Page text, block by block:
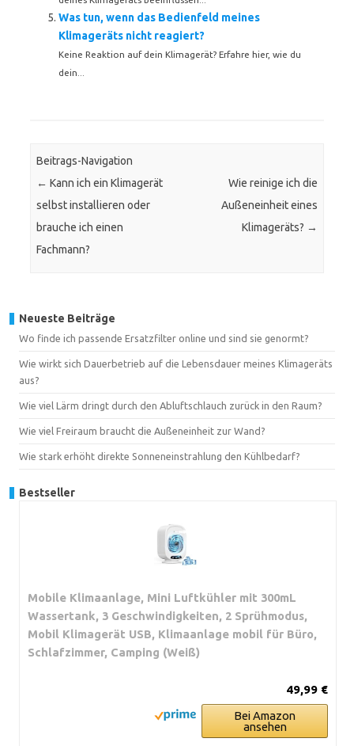
Was tun, wenn das Bedienfeld meines
Klimageräts nicht reagiert?
Keine Reaktion auf dein Klimagerät? Erfahre hier, wie du
dein...
Beitrags-Navigation
← Kann ich ein Klimagerät
selbst installieren oder
brauche ich einen
Fachmann?
Wie reinige ich die
Außeneinheit eines
Klimageräts? →
Neueste Beiträge
Wo finde ich passende Ersatzfilter online und sind sie genormt?
Wie wirkt sich Dauerbetrieb auf die Lebensdauer meines Klimageräts
aus?
Wie viel Lärm dringt durch den Abluftschlauch zurück in den Raum?
Wie viel Freiraum braucht die Außeneinheit zur Wand?
Wie stark erhöht direkte Sonneneinstrahlung den Kühlbedarf?
Bestseller
Mobile Klimaanlage, Mini Luftkühler mit 300mL
Wassertank, 3 Geschwindigkeiten, 2 Sprühmodus,
Mobil Klimagerät USB, Klimaanlage mobil für Büro,
Schlafzimmer, Camping (Weiß)
49,99 €
Bei Amazon
ansehen